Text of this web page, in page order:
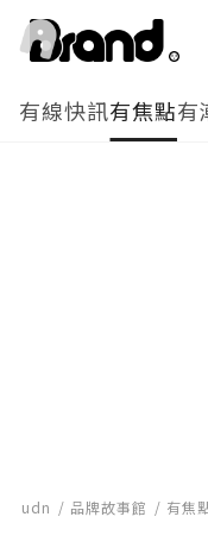
有線快訊有焦點有
udn 品牌故事館 有焦